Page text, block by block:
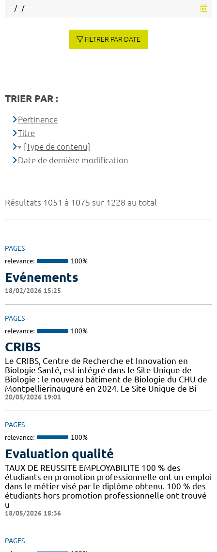
Résultats 1051 à 1075 sur 1228 au total
PAGES
relevance: 100%
Evénements
18/02/2026 15:25
PAGES
relevance: 100%
CRIBS
Le CRIBS, Centre de Recherche et Innovation en
Biologie Santé, est intégré dans le Site Unique de
Biologie : le nouveau bâtiment de Biologie du CHU de
Montpellierinauguré en 2024. Le Site Unique de Bi
20/05/2026 19:01
PAGES
relevance: 100%
Evaluation qualité
TAUX DE REUSSITE EMPLOYABILITE 100 % des
étudiants en promotion professionnelle ont un emploi
dans le métier visé par le diplôme obtenu. 100 % des
étudiants hors promotion professionnelle ont trouvé
u
18/05/2026 18:36
PAGES
FILTRER PAR DATE
TRIER PAR :
Pertinence
Titre
[Type de contenu]
Date de dernière modification